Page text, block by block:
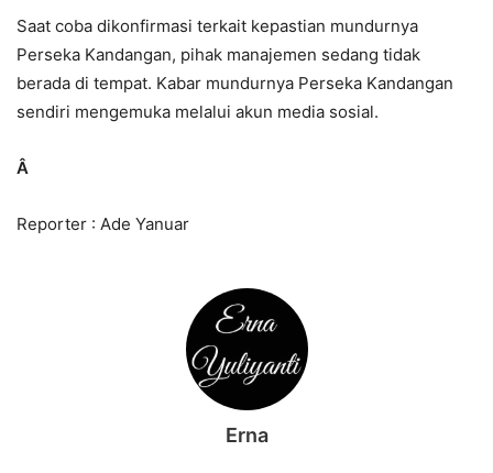
Saat coba dikonfirmasi terkait kepastian mundurnya
Perseka Kandangan, pihak manajemen sedang tidak
berada di tempat. Kabar mundurnya Perseka Kandangan
sendiri mengemuka melalui akun media sosial.
Â
Reporter : Ade Yanuar
Erna